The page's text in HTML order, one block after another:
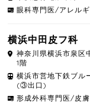
眼科専門医/アレル
横浜中田皮フ科
神奈川県横浜市泉区
1階
横浜市営地下鉄ブル
(③出口)
形成外科専門医/皮